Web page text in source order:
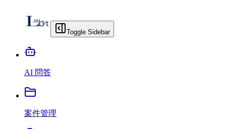
Toggle Sidebar
AI 問答
案件管理